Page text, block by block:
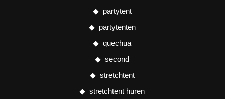
partytent
partytenten
quechua
second
stretchtent
stretchtent huren